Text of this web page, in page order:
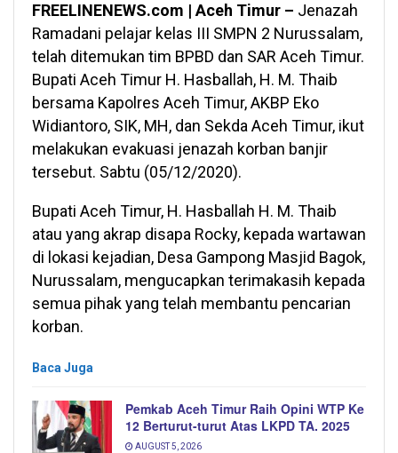
FREELINENEWS.com | Aceh Timur – Jenazah
Ramadani pelajar kelas III SMPN 2 Nurussalam,
telah ditemukan tim BPBD dan SAR Aceh Timur.
Bupati Aceh Timur H. Hasballah, H. M. Thaib
bersama Kapolres Aceh Timur, AKBP Eko
Widiantoro, SIK, MH, dan Sekda Aceh Timur, ikut
melakukan evakuasi jenazah korban banjir
tersebut. Sabtu (05/12/2020).
Bupati Aceh Timur, H. Hasballah H. M. Thaib
atau yang akrap disapa Rocky, kepada wartawan
di lokasi kejadian, Desa Gampong Masjid Bagok,
Nurussalam, mengucapkan terimakasih kepada
semua pihak yang telah membantu pencarian
korban.
Baca Juga
Pemkab Aceh Timur Raih Opini WTP Ke
12 Berturut-turut Atas LKPD TA. 2025
AUGUST 5, 2026